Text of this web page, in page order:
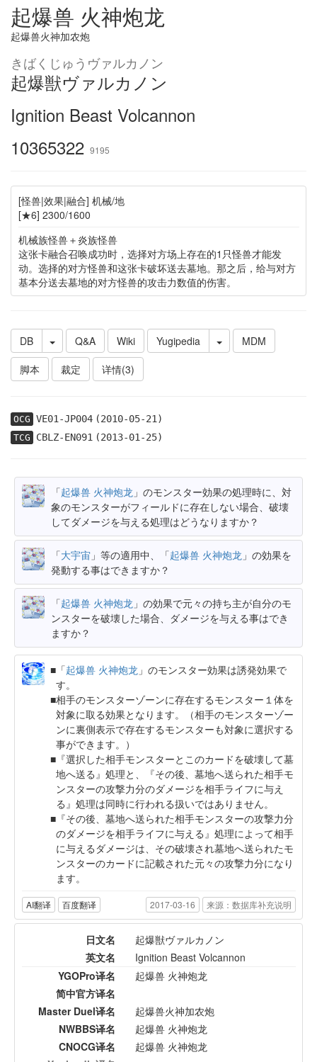
起爆兽 火神炮龙
起爆兽火神加农炮
きばくじゅうヴァルカノン
起爆獣ヴァルカノン
Ignition Beast Volcannon
10365322 9195
[怪兽|效果|融合] 机械/地
[★6] 2300/1600
机械族怪兽＋炎族怪兽
这张卡融合召唤成功时，选择对方场上存在的1只怪兽才能发
动。选择的对方怪兽和这张卡破坏送去墓地。那之后，给与对方
基本分送去墓地的对方怪兽的攻击力数值的伤害。
DB Q&A Wiki Yugipedia
MDM
脚本
裁定 详情(3)
OCG VE01-JP004(2010-05-21)
TCG CBLZ-EN091(2013-01-25)
「起爆兽 火神炮龙 」のモンスター効果の処理時に、対
象のモンスターがフィールドに存在しない場合、破壊
してダメージを与える処理はどうなりますか？
「大宇宙 」等の適用中、「起爆兽 火神炮龙 」の効果を
発動する事はできますか？
「起爆兽 火神炮龙 」の効果で元々の持ち主が自分のモ
ンスターを破壊した場合、ダメージを与える事はでき
ますか？
「起爆兽 火神炮龙 」のモンスター効果は誘発効果で
す。
相手のモンスターゾーンに存在するモンスター１体を
対象に取る効果となります。（相手のモンスターゾー
ンに裏側表示で存在するモンスターも対象に選択する
事ができます。）
『選択した相手モンスターとこのカードを破壊して墓
地へ送る』処理と、『その後、墓地へ送られた相手モ
ンスターの攻撃力分のダメージを相手ライフに与え
る』処理は同時に行われる扱いではありません。
『その後、墓地へ送られた相手モンスターの攻撃力分
のダメージを相手ライフに与える』処理によって相手
に与えるダメージは、その破壊され墓地へ送られたモ
ンスターのカードに記載された元々の攻撃力分になり
ます。
AI翻译 百度翻译 2017-03-16 来源：数据库补充说明
日文名
起爆獣ヴァルカノン
英文名
Ignition Beast Volcannon
YGOPro译名
起爆兽 火神炮龙
简中官方译名
Master Duel译名
起爆兽火神加农炮
NWBBS译名
起爆兽 火神炮龙
CNOCG译名
起爆兽 火神炮龙